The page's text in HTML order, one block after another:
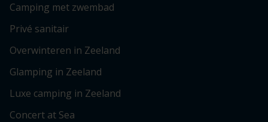
Camping met zwembad
Privé sanitair
Overwinteren in Zeeland
Glamping in Zeeland
Luxe camping in Zeeland
Concert at Sea